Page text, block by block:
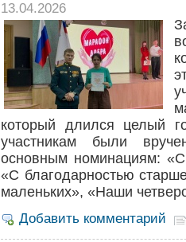
13.04.2026
который длился целый
участникам были
основным номинациям:
«С благодарностью
маленьких», «Наши
Добавить комментарий